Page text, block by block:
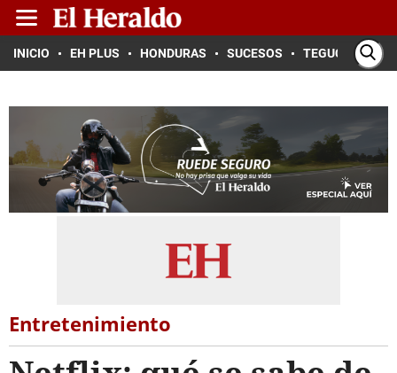
INICIO EH PLUS HONDURAS SUCESOS TEGUCIGALPA
Entretenimiento